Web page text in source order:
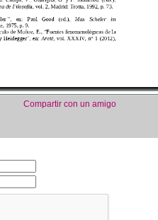
Compartir con un amigo